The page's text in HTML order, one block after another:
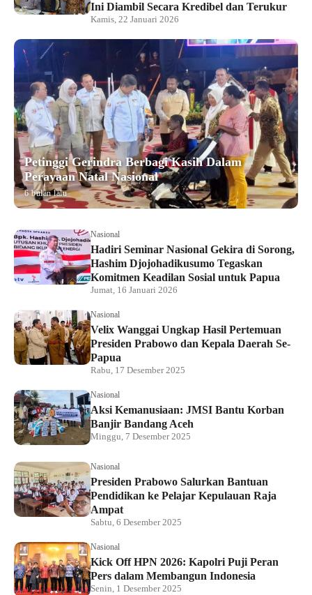
Ini Diambil Secara Kredibel dan Terukur
Kamis, 22 Januari 2026
Petinggi Gerindra Berbagi Kasih Dalam
Perayaan Natal Nasional
6 bulan lalu
Nasional
Hadiri Seminar Nasional Gekira di Sorong,
Hashim Djojohadikusumo Tegaskan
Komitmen Keadilan Sosial untuk Papua
Jumat, 16 Januari 2026
Nasional
Velix Wanggai Ungkap Hasil Pertemuan
Presiden Prabowo dan Kepala Daerah Se-
Papua
Rabu, 17 Desember 2025
Nasional
Aksi Kemanusiaan: JMSI Bantu Korban
Banjir Bandang Aceh
Minggu, 7 Desember 2025
Nasional
Presiden Prabowo Salurkan Bantuan
Pendidikan ke Pelajar Kepulauan Raja
Ampat
Sabtu, 6 Desember 2025
Nasional
Kick Off HPN 2026: Kapolri Puji Peran
Pers dalam Membangun Indonesia
Senin, 1 Desember 2025